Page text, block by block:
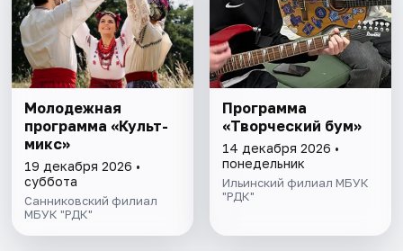
Молодежная
программа «Культ-
микс»
19 декабря 2026 •
суббота
Санниковский филиал
МБУК "РДК"
Программа
«Творческий бум»
14 декабря 2026 •
понедельник
Ильинский филиал МБУК
"РДК"